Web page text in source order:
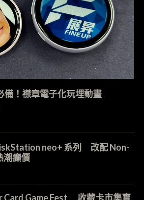
備！襟章電子化玩埋動畫
neo+ 系列 改配 Non-
潮癲價
Card Game Fest 收藏卡市集寶